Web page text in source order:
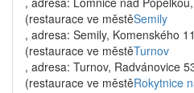
(restaurace ve městěSemily
, adresa: Semily, Komenského
(restaurace ve městěTurnov
, adresa: Turnov, Radvánovice
(restaurace ve městěRokytnice